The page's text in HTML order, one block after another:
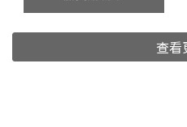
查看